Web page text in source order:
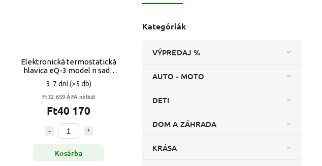
Kategóriák
VÝPREDAJ %
AUTO - MOTO
DETI
DOM A ZÁHRADA
KRÁSA
Elektronická termostatická
hlavica eQ-3 model n sada
4ks
3-7 dní(>5 db)
Ft32 659 ÁFA nélkül
Ft40 170
Kosárba